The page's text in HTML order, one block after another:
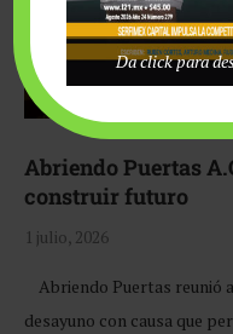
Abriendo Puertas
construir futuro
1 julio, 2026
Abriendo Puertas reunió
desayuno con causa que
Da click para